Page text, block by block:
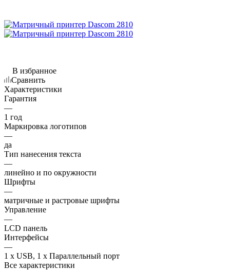
В избранное
Сравнить
Характеристики
Гарантия
—
1 год
Маркировка логотипов
—
да
Тип нанесения текста
—
линейно и по окружности
Шрифты
—
матричные и растровые шрифты
Управление
—
LCD панель
Интерфейсы
—
1 x USB, 1 x Параллельный порт
Все характеристики